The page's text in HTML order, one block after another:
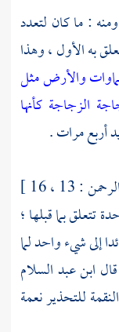
: ما كان لتعدد
به الأول ، وهذا
والأرض مثل
الزجاجة كأنها
[ الرحمن : 13 ، 16 ]
تتعلق بما قبلها ؛
إلى شيء واحد لما
ابن عبد السلام
للتحذير نعمة